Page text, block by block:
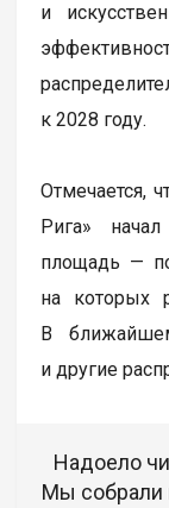
и
к 2028 году.
Отмечается,
Рига»
площадь —
на которых
В
и другие
Надоело
Мы собрали